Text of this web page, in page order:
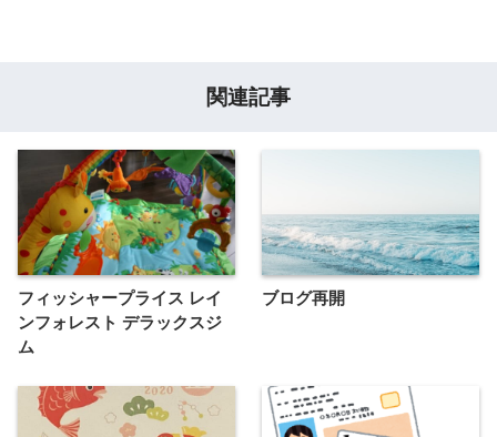
関連記事
フィッシャープライス レイ
ンフォレスト デラックスジ
ム
ブログ再開